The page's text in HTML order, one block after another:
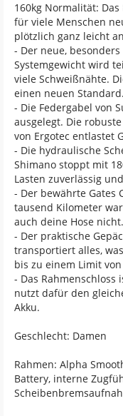
160kg Normalität:
für viele Menschen
plötzlich ganz leicht
- Der neue,
Systemgewicht wird
viele Schweißnähte.
einen neuen Standard.
- Die Federgabel von
ausgelegt. Die
von Ergotec entlastet
- Die hydraulische
Shimano stoppt mit
Lasten zuverlässig
- Der bewährte Gates
tausend Kilometer
auch deine Hose nicht.
- Der praktische
transportiert alles,
bis zu einem Limit von
- Das Rahmenschloss
nutzt dafür den
Akku.
Geschlecht: Damen
Rahmen: Alpha
Battery, interne